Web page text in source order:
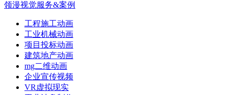
领漫视觉服务&案例
工程施工动画
工业机械动画
项目投标动画
建筑地产动画
mg二维动画
企业宣传视频
VR虚拟现实